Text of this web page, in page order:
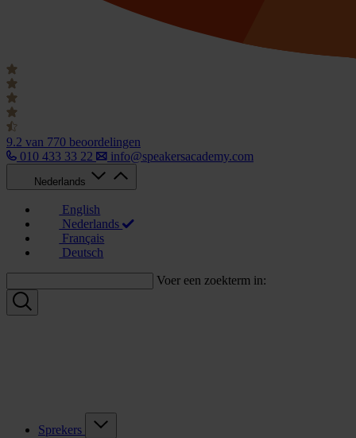
9.2 van 770 beoordelingen
010 433 33 22
info@speakersacademy.com
Nederlands
English
Nederlands
Français
Deutsch
Voer een zoekterm in:
Sprekers